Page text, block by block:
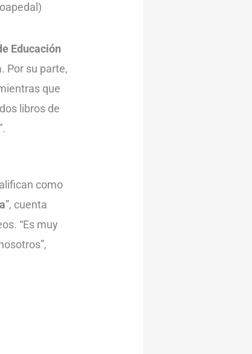
Educación
Por su parte,
que
libros de
como
”, cuenta
“Es muy